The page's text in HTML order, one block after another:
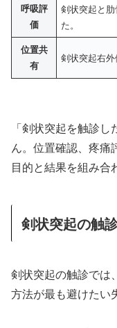
呼吸評
価
剣状突起と
た。
位置共
有
剣状突起右外
「剣状突起を触診
ん。位置確認、疼痛
目的と結果を組み合
剣状突起の触
剣状突起の触診では
方法が最も避けたい